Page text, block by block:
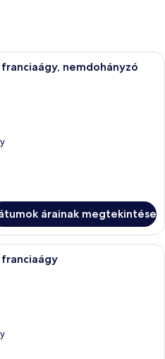
Egy szállodai szoba, amelyben egy
nemdohányzó
árainak megtekintése
Egy modern szállodaszoba,